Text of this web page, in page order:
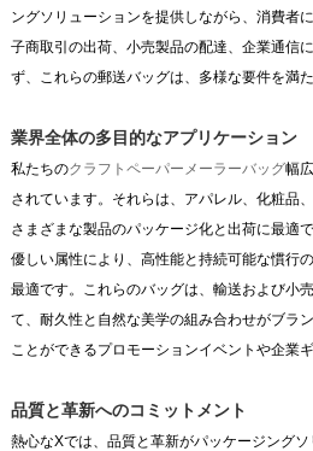
ングソリューションを提供しながら、消費者
子商取引の出荷、小売製品の配達、企業通信
ず、これらの郵送バッグは、多様な要件を満
業界全体の多目的なアプリケーション
私たちのクラフトペーパーメーラーバッグ幅
されています。それらは、アパレル、化粧品
さまざまな製品のパッケージ化と出荷に最適
優しい属性により、高性能と持続可能な慣行
最適です。これらのバッグは、輸送および小
て、耐久性と自然な美学の組み合わせがブラ
ことができるプロモーションイベントや企業
品質と革新へのコミットメント
熱心なXでは、品質と革新がパッケージング